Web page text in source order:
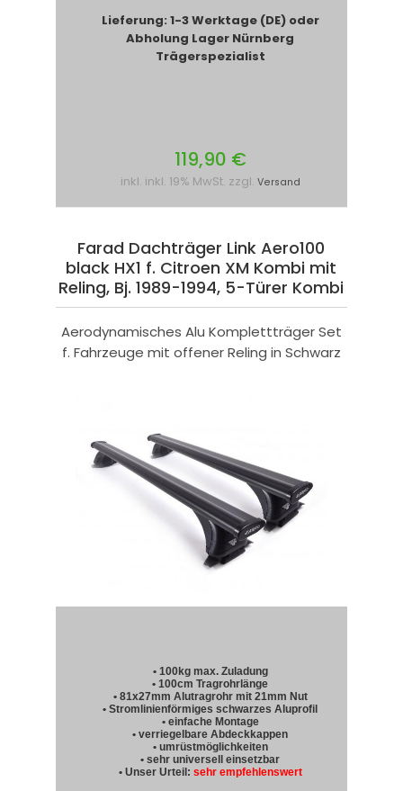
Lieferung: 1-3 Werktage (DE) oder
Abholung Lager Nürnberg
Trägerspezialist
119,90 €
inkl. inkl. 19% MwSt. zzgl. Versand
Farad Dachträger Link Aero100
black HX1 f. Citroen XM Kombi mit
Reling, Bj. 1989-1994, 5-Türer Kombi
Aerodynamisches Alu Komplettträger Set
f. Fahrzeuge mit offener Reling in Schwarz
• 100kg max. Zuladung
• 100cm Tragrohrlänge
• 81x27mm Alutragrohr mit 21mm Nut
• Stromlinienförmiges schwarzes Aluprofil
• einfache Montage
• verriegelbare Abdeckkappen
• umrüstmöglichkeiten
• sehr universell einsetzbar
• Unser Urteil: sehr empfehlenswert